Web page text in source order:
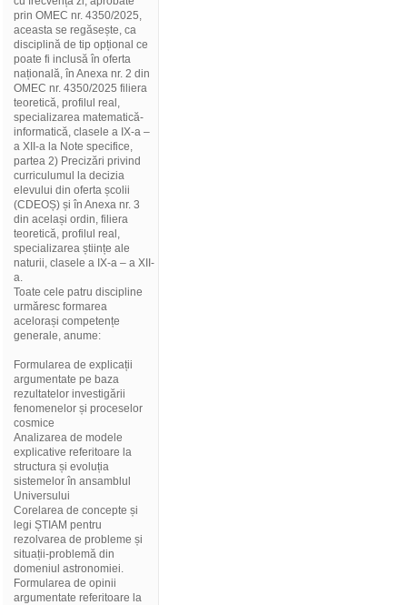
prin OMEC nr. 4350/2025,
aceasta se regăsește, ca
disciplină de tip opțional ce
poate fi inclusă în oferta
națională, în Anexa nr. 2 din
OMEC nr. 4350/2025 filiera
teoretică, profilul real,
specializarea matematică-
informatică, clasele a IX-a –
a XII-a la Note specifice,
partea 2) Precizări privind
curriculumul la decizia
elevului din oferta școlii
(CDEOȘ) și în Anexa nr. 3
din același ordin, filiera
teoretică, profilul real,
specializarea științe ale
naturii, clasele a IX-a – a XII-
a.
Toate cele patru discipline
urmăresc formarea
acelorași competențe
generale, anume:
Formularea de explicații
argumentate pe baza
rezultatelor investigării
fenomenelor și proceselor
cosmice
Analizarea de modele
explicative referitoare la
structura și evoluția
sistemelor în ansamblul
Universului
Corelarea de concepte și
legi ȘTIAM pentru
rezolvarea de probleme și
situații-problemă din
domeniul astronomiei.
Formularea de opinii
argumentate referitoare la